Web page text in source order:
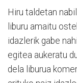
Hiru taldetan
liburu amaitu
idazlerik gabe
egitea aukeratu
dela liburua